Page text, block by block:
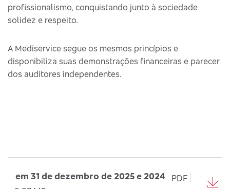
profissionalismo, conquistando junto à sociedade
solidez e respeito.
A Mediservice segue os mesmos princípios e
disponibiliza suas demonstrações financeiras e parecer
dos auditores independentes.
em 31 de dezembro de 2025 e 2024
PDF